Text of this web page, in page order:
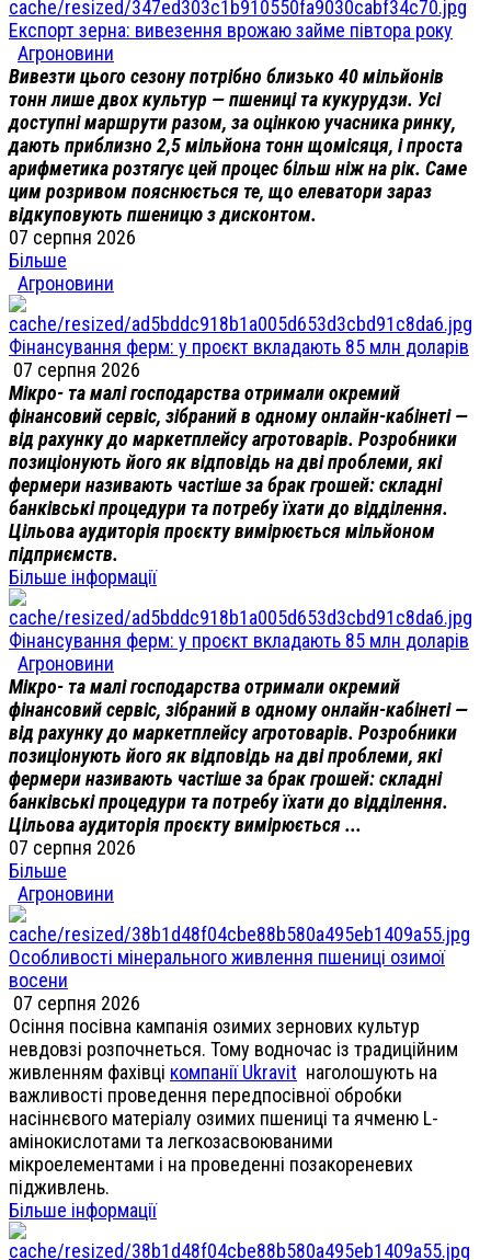
Експорт зерна: вивезення врожаю займе півтора року
Агроновини
Вивезти цього сезону потрібно близько 40 мільйонів
тонн лише двох культур — пшениці та кукурудзи. Усі
доступні маршрути разом, за оцінкою учасника ринку,
дають приблизно 2,5 мільйона тонн щомісяця, і проста
арифметика розтягує цей процес більш ніж на рік. Саме
цим розривом пояснюється те, що елеватори зараз
відкуповують пшеницю з дисконтом.
07 серпня 2026
Більше
Агроновини
Фінансування ферм: у проєкт вкладають 85 млн доларів
07 серпня 2026
Мікро- та малі господарства отримали окремий
фінансовий сервіс, зібраний в одному онлайн-кабінеті —
від рахунку до маркетплейсу агротоварів. Розробники
позиціонують його як відповідь на дві проблеми, які
фермери називають частіше за брак грошей: складні
банківські процедури та потребу їхати до відділення.
Цільова аудиторія проєкту вимірюється мільйоном
підприємств.
Більше інформації
Фінансування ферм: у проєкт вкладають 85 млн доларів
Агроновини
Мікро- та малі господарства отримали окремий
фінансовий сервіс, зібраний в одному онлайн-кабінеті —
від рахунку до маркетплейсу агротоварів. Розробники
позиціонують його як відповідь на дві проблеми, які
фермери називають частіше за брак грошей: складні
банківські процедури та потребу їхати до відділення.
Цільова аудиторія проєкту вимірюється ...
07 серпня 2026
Більше
Агроновини
Особливості мінерального живлення пшениці озимої
восени
07 серпня 2026
Осіння посівна кампанія озимих зернових культур
невдовзі розпочнеться. Тому водночас із традиційним
живленням фахівці компанії Ukravit наголошують на
важливості проведення передпосівної обробки
насіннєвого матеріалу озимих пшениці та ячменю L-
амінокислотами та легкозасвоюваними
мікроелементами і на проведенні позакореневих
підживлень.
Більше інформації